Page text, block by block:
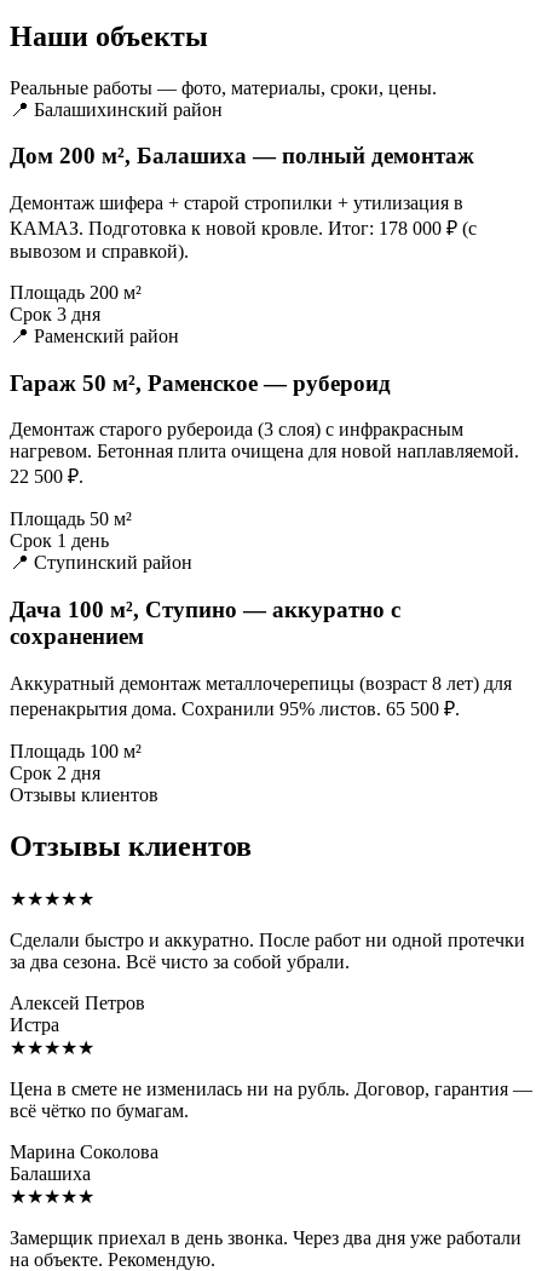
Наши объекты
Реальные работы — фото, материалы, сроки, цены.
📍 Балашихинский район
Дом 200 м², Балашиха — полный демонтаж
Демонтаж шифера + старой стропилки + утилизация в
КАМАЗ. Подготовка к новой кровле. Итог: 178 000 ₽ (с
вывозом и справкой).
Площадь 200 м²
Срок 3 дня
📍 Раменский район
Гараж 50 м², Раменское — рубероид
Демонтаж старого рубероида (3 слоя) с инфракрасным
нагревом. Бетонная плита очищена для новой наплавляемой.
22 500 ₽.
Площадь 50 м²
Срок 1 день
📍 Ступинский район
Дача 100 м², Ступино — аккуратно с
сохранением
Аккуратный демонтаж металлочерепицы (возраст 8 лет) для
перенакрытия дома. Сохранили 95% листов. 65 500 ₽.
Площадь 100 м²
Срок 2 дня
Отзывы клиентов
Отзывы клиентов
★★★★★
Сделали быстро и аккуратно. После работ ни одной протечки
за два сезона. Всё чисто за собой убрали.
Алексей Петров
Истра
★★★★★
Цена в смете не изменилась ни на рубль. Договор, гарантия —
всё чётко по бумагам.
Марина Соколова
Балашиха
★★★★★
Замерщик приехал в день звонка. Через два дня уже работали
на объекте. Рекомендую.